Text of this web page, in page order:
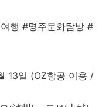
행 #명주문화탐방 #
13일 (OZ항공 이용 /